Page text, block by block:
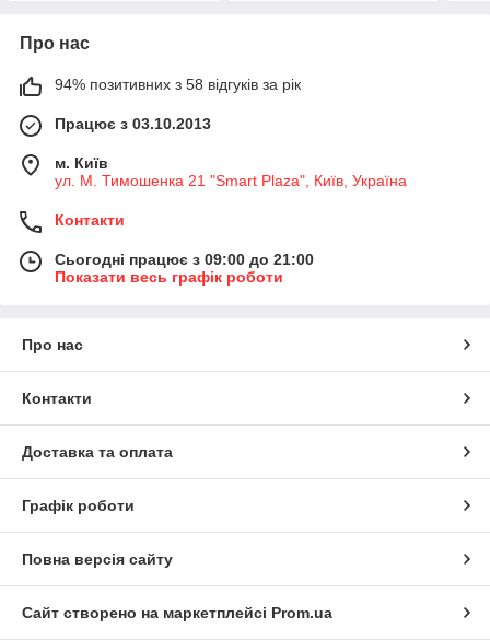
Про нас
94% позитивних з 58 відгуків за рік
Працює з 03.10.2013
м. Київ
ул. М. Тимошенка 21 "Smart Plaza", Київ, Україна
Контакти
Сьогодні працює з 09:00 до 21:00
Показати весь графік роботи
Про нас
Контакти
Доставка та оплата
Графік роботи
Повна версія сайту
Сайт створено на маркетплейсі Prom.ua